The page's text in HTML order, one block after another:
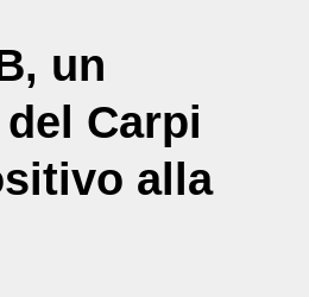
un
Carpi
alla